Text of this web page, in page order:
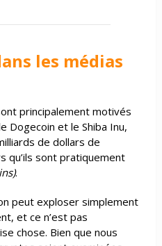
les médias
principalement motivés
Dogecoin et le Shiba Inu,
de dollars de
qu’ils sont pratiquement
.
peut exploser simplement
et ce n’est pas
chose. Bien que nous